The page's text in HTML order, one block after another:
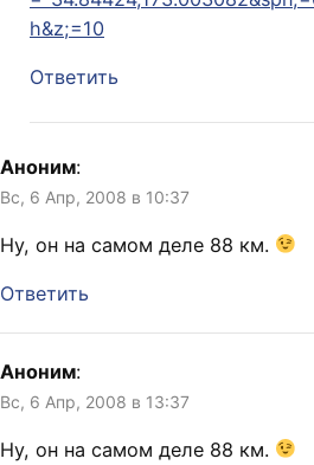
h&z;=10
Ответить
Аноним:
Вс, 6 Апр, 2008 в 10:37
Ну, он на самом деле 88 км.
Ответить
Аноним:
Вс, 6 Апр, 2008 в 13:37
Ну, он на самом деле 88 км.